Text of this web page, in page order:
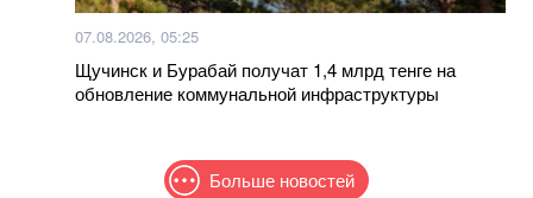
07.08.2026, 05:25
Щучинск и Бурабай получат 1,4 млрд тенге на
обновление коммунальной инфраструктуры
Больше новостей